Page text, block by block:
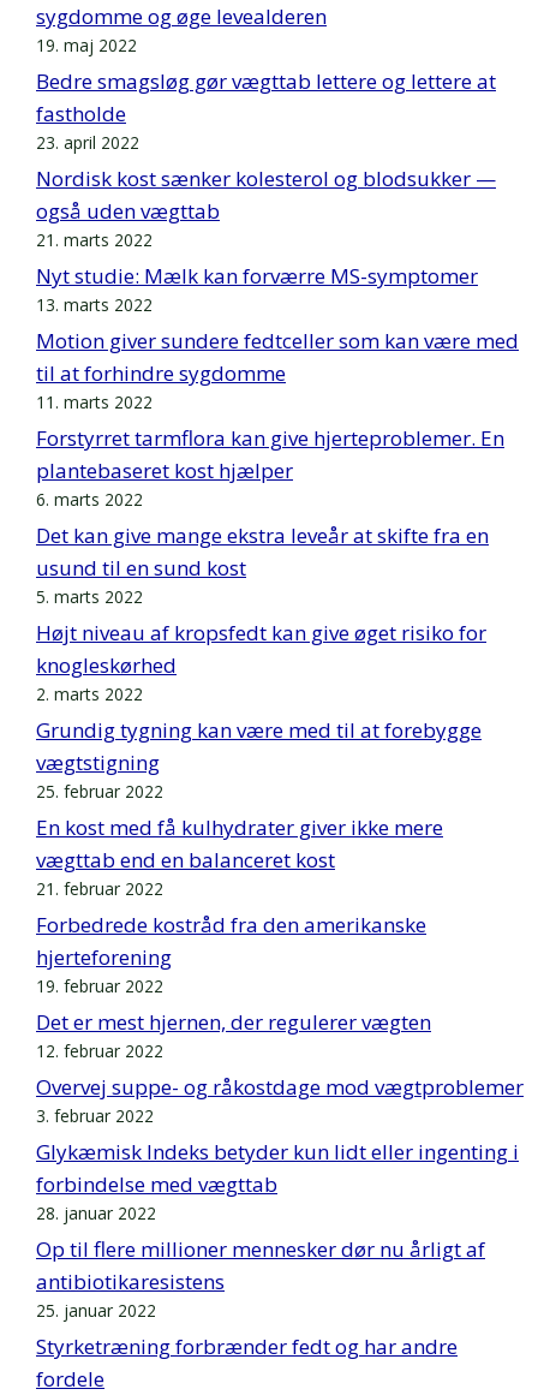
sygdomme og øge levealderen
19. maj 2022
Bedre smagsløg gør vægttab lettere og lettere at
fastholde
23. april 2022
Nordisk kost sænker kolesterol og blodsukker —
også uden vægttab
21. marts 2022
Nyt studie: Mælk kan forværre MS-symptomer
13. marts 2022
Motion giver sundere fedtceller som kan være med
til at forhindre sygdomme
11. marts 2022
Forstyrret tarmflora kan give hjerteproblemer. En
plantebaseret kost hjælper
6. marts 2022
Det kan give mange ekstra leveår at skifte fra en
usund til en sund kost
5. marts 2022
Højt niveau af kropsfedt kan give øget risiko for
knogleskørhed
2. marts 2022
Grundig tygning kan være med til at forebygge
vægtstigning
25. februar 2022
En kost med få kulhydrater giver ikke mere
vægttab end en balanceret kost
21. februar 2022
Forbedrede kostråd fra den amerikanske
hjerteforening
19. februar 2022
Det er mest hjernen, der regulerer vægten
12. februar 2022
Overvej suppe- og råkostdage mod vægtproblemer
3. februar 2022
Glykæmisk Indeks betyder kun lidt eller ingenting i
forbindelse med vægttab
28. januar 2022
Op til flere millioner mennesker dør nu årligt af
antibiotikaresistens
25. januar 2022
Styrketræning forbrænder fedt og har andre
fordele